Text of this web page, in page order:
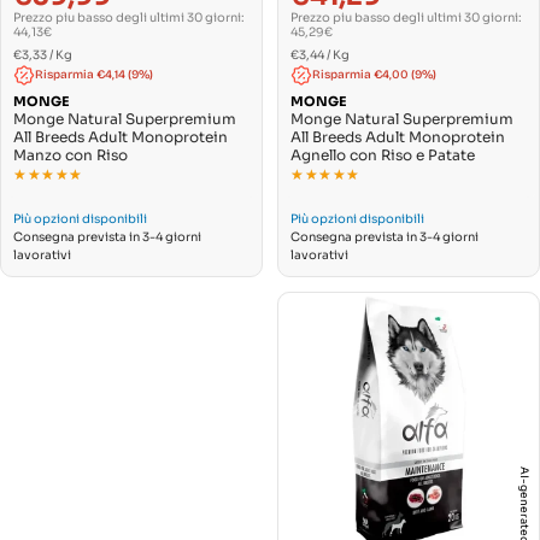
di
vendita
normale
Prezzo piu basso degli ultimi 30 giorni:
44,13€
PREZZO
UNITARIO
€3,33/ Per
Kg
Risparmia €4,14 (9%)
MONGE
Monge Natural Superpremium
All Breeds Adult Monoprotein
Manzo con Riso
★★★★★
★★★★★
Più opzioni disponibili
Consegna prevista in 3-4 giorni
lavorativi
di
vendita
normale
Prezzo piu basso degli ultimi 30 giorni:
45,29€
PREZZO
UNITARIO
€3,44/ Per
Kg
Risparmia €4,00 (9%)
MONGE
Monge Natural Superpremium
All Breeds Adult Monoprotein
Agnello con Riso e Patate
★★★★★
★★★★★
Più opzioni disponibili
Consegna prevista in 3-4 giorni
lavorativi
AI-generated